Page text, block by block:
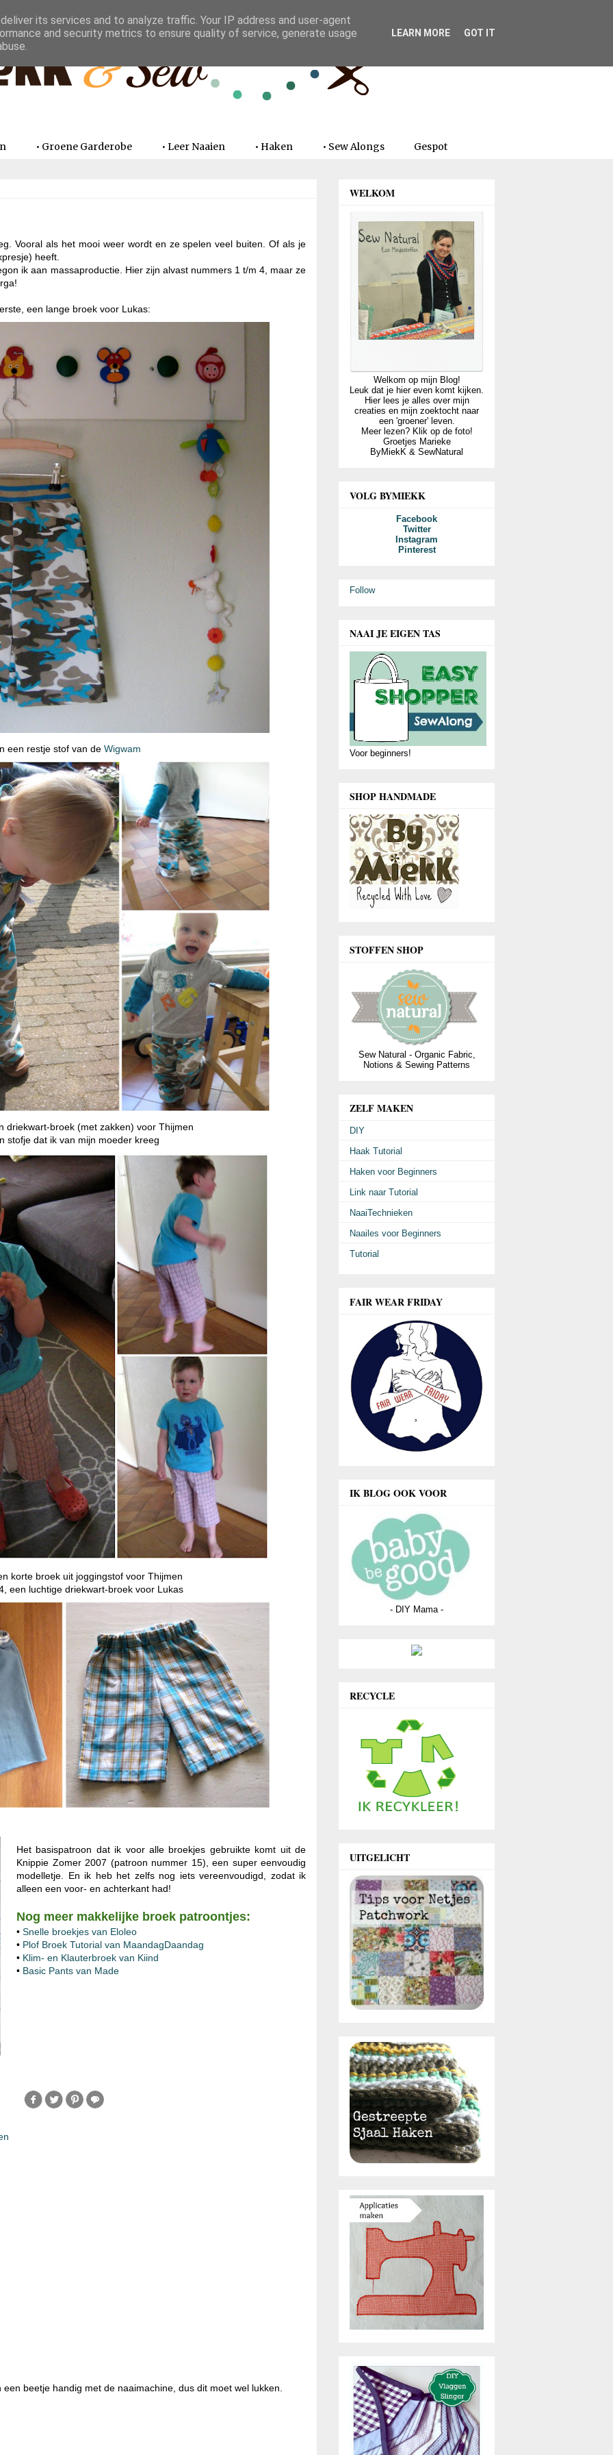
• Groene Garderobe • Leer Naaien • Haken • Sew Alongs Gespot
Vooral als het mooi weer wordt en ze spelen veel buiten. Of als je
heeft.
ik aan massaproductie. Hier zijn alvast nummers 1 t/m 4, maar ze
een lange broek voor Lukas:
een restje stof van de Wigwam
driekwart-broek (met zakken) voor Thijmen
stofje dat ik van mijn moeder kreeg
korte broek uit joggingstof voor Thijmen
een luchtige driekwart-broek voor Lukas
Het basispatroon dat ik voor alle broekjes gebruikte komt uit de
Knippie Zomer 2007 (patroon nummer 15), een super eenvoudig
modelletje. En ik heb het zelfs nog iets vereenvoudigd, zodat ik
alleen een voor- en achterkant had!
Nog meer makkelijke broek patroontjes:
• Snelle broekjes van Eloleo
• Plof Broek Tutorial van MaandagDaandag
• Klim- en Klauterbroek van Kiind
• Basic Pants van Made
beetje handig met de naaimachine, dus dit moet wel lukken.
WELKOM
Welkom op mijn Blog!
Leuk dat je hier even komt kijken.
Hier lees je alles over mijn
creaties en mijn zoektocht naar
een 'groener' leven.
Meer lezen? Klik op de foto!
Groetjes Marieke
ByMiekK & SewNatural
VOLG BYMIEKK
Facebook
Twitter
Instagram
Pinterest
Follow
NAAI JE EIGEN TAS
Voor beginners!
SHOP HANDMADE
STOFFEN SHOP
Sew Natural - Organic Fabric,
Notions & Sewing Patterns
ZELF MAKEN
DIY
Haak Tutorial
Haken voor Beginners
Link naar Tutorial
NaaiTechnieken
Naailes voor Beginners
Tutorial
FAIR WEAR FRIDAY
IK BLOG OOK VOOR
- DIY Mama -
RECYCLE
UITGELICHT
its services and to analyze traffic. Your IP address and user-agent
and security metrics to ensure quality of service, generate usage
LEARN MORE GOT IT